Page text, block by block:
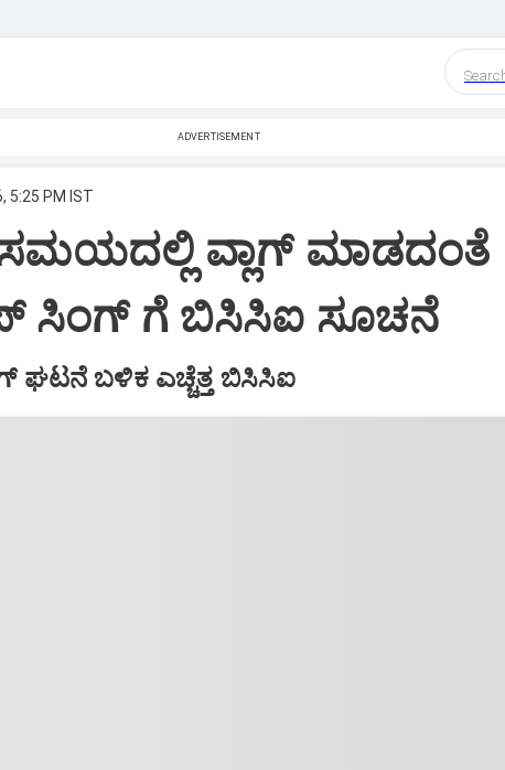
ADVERTISEMENT
5:25 PM IST
ವ್ಲಾಗ್‌ ಮಾಡದಂತೆ
ಸಿಂಗ್‌ ಗೆ ಬಿಸಿಸಿಐ ಸೂಚನೆ
ಘಟನೆ ಬಳಿಕ ಎಚ್ಚೆತ್ತ ಬಿಸಿಸಿಐ